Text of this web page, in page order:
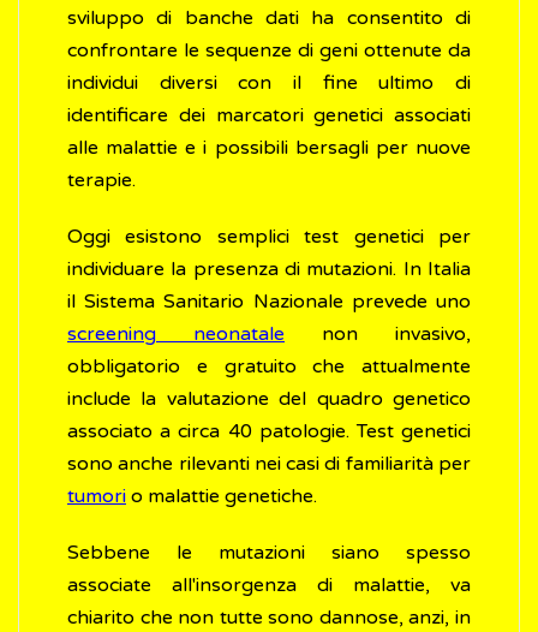
sviluppo di banche dati ha consentito di
confrontare le sequenze di geni ottenute da
individui diversi con il fine ultimo di
identificare dei marcatori genetici associati
alle malattie e i possibili bersagli per nuove
terapie.
Oggi esistono semplici test genetici per
individuare la presenza di mutazioni. In Italia
il Sistema Sanitario Nazionale prevede uno
screening neonatale non invasivo,
obbligatorio e gratuito che attualmente
include la valutazione del quadro genetico
associato a circa 40 patologie. Test genetici
sono anche rilevanti nei casi di familiarità per
tumori o malattie genetiche.
Sebbene le mutazioni siano spesso
associate all'insorgenza di malattie, va
chiarito che non tutte sono dannose, anzi, in